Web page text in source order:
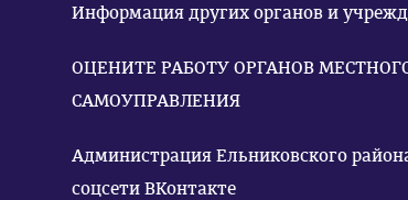
Информация других органов и
ОЦЕНИТЕ РАБОТУ ОРГАНОВ
САМОУПРАВЛЕНИЯ
Администрация Ельниковского
соцсети ВКонтакте